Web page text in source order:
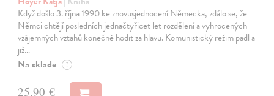
Když došlo 3. října 1990 ke znovusjednocení Německa, zdálo se, že
Němci chtějí posledních jednačtyřicet let rozdělení a vyhrocených
vzájemných vztahů konečně hodit za hlavu. Komunistický režim padl a
již…
Na sklade ?
25,90 €